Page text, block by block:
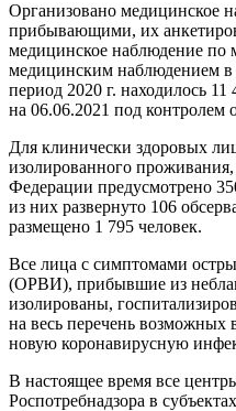
Организовано медицинское
прибывающими, их
медицинское наблюдение по
медицинским наблюдением
период 2020 г. находилось
на 06.06.2021 под контролем
Для клинически здоровых
изолированного проживания,
Федерации предусмотрено
из них развернуто 106
размещено 1 795 человек.
Все лица с симптомами
(ОРВИ), прибывшие из
изолированы,
на весь перечень
новую коронавирусную
В настоящее время все
Роспотребнадзора в